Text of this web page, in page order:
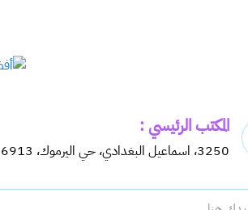
المكتب الرئيسي :
3250، اسماعيل البغدادي، حي اليرموك، 6913